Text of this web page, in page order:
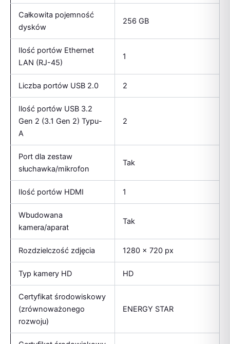
Całkowita pojemność
dysków
256 GB
Ilość portów Ethernet
LAN (RJ-45)
1
Liczba portów USB 2.0 2
Ilość portów USB 3.2
Gen 2 (3.1 Gen 2) Typu-
A
2
Port dla zestaw
słuchawka/mikrofon
Tak
Ilość portów HDMI 1
Wbudowana
kamera/aparat
Tak
Rozdzielczość zdjęcia 1280 x 720 px
Typ kamery HD HD
Certyfikat środowiskowy
(zrównoważonego
rozwoju)
ENERGY STAR